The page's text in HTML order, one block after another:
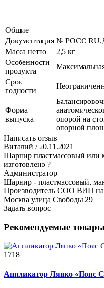
Общие
Документация № POCC
Масса нетто
2,5 кг
Особенности
продукта
Срок
годности
Форма
выпуска
опорой на
опорной
Написать отзыв
Виталий / 20.11.2021
Шарнир пластмассовый или
изготовлено ?
Администратор
Шарнир - пластмассовый,
Производитель ООО ВИП
Москва улица Свободы 29
Задать вопрос
Рекомендуемые товары
1718
Аппликатор Ляпко «Пояс